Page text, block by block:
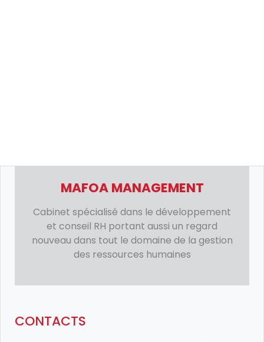
MAFOA MANAGEMENT
Cabinet spécialisé dans le développement
et conseil RH portant aussi un regard
nouveau dans tout le domaine de la gestion
des ressources humaines
CONTACTS